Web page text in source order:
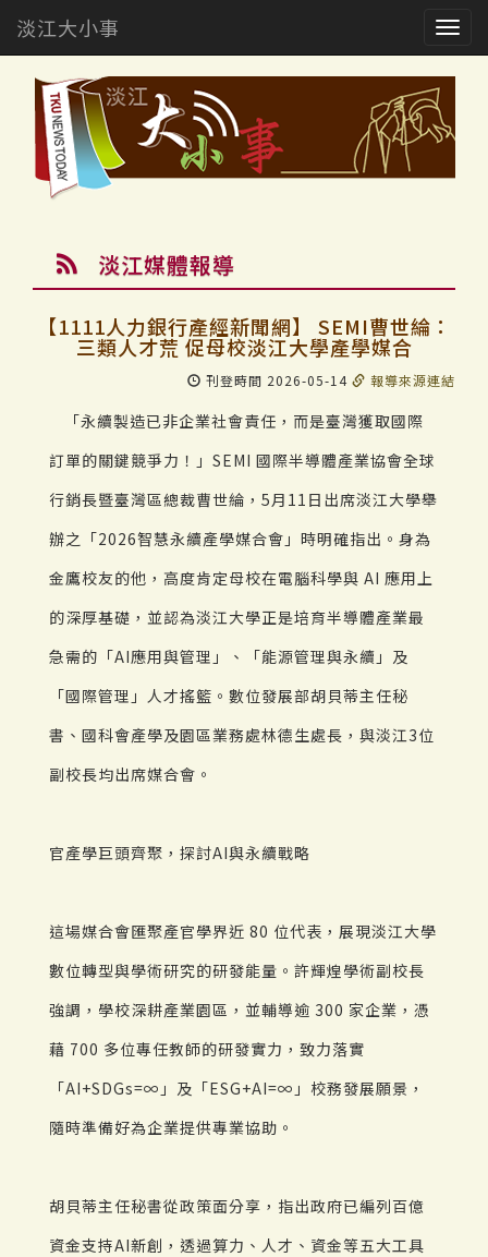
淡江大小事
淡江媒體報導
【1111人力銀行產經新聞網】 SEMI曹世綸：
三類人才荒 促母校淡江大學產學媒合
刊登時間 2026-05-14 報導來源連結
「永續製造已非企業社會責任，而是臺灣獲取國際
訂單的關鍵競爭力！」SEMI 國際半導體產業協會全球
行銷長暨臺灣區總裁曹世綸，5月11日出席淡江大學舉
辦之「2026智慧永續產學媒合會」時明確指出。身為
金鷹校友的他，高度肯定母校在電腦科學與 AI 應用上
的深厚基礎，並認為淡江大學正是培育半導體產業最
急需的「AI應用與管理」、「能源管理與永續」及
「國際管理」人才搖籃。數位發展部胡貝蒂主任秘
書、國科會產學及園區業務處林德生處長，與淡江3位
副校長均出席媒合會。
官產學巨頭齊聚，探討AI與永續戰略
這場媒合會匯聚產官學界近 80 位代表，展現淡江大學
數位轉型與學術研究的研發能量。許輝煌學術副校長
強調，學校深耕產業園區，並輔導逾 300 家企業，憑
藉 700 多位專任教師的研發實力，致力落實
「AI+SDGs=∞」及「ESG+AI=∞」校務發展願景，
隨時準備好為企業提供專業協助。
胡貝蒂主任秘書從政策面分享，指出政府已編列百億
資金支持AI新創，透過算力、人才、資金等五大工具